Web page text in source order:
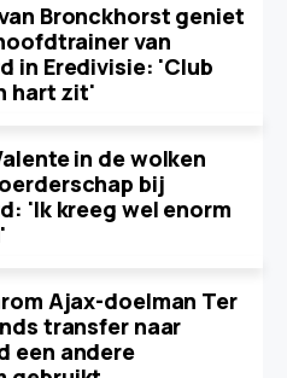
Bronckhorst geniet
van
in Eredivisie: 'Club
hart zit'
in de wolken
bij
'Ik kreeg wel enorm
Ajax-doelman Ter
transfer naar
een andere